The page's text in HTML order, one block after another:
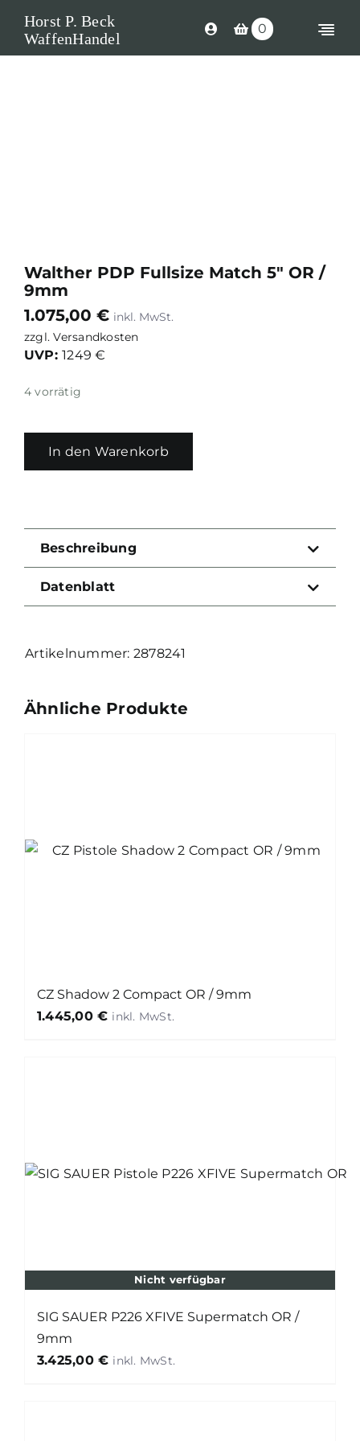
content
Horst P. Beck
WaffenHandel
Zubehör
Search
for:
0
Walther PDP Fullsize Match 5″ OR /
9mm
1.075,00 €
zzgl.Versandkosten
UVP:1249 €
4 vorrätig
In den Warenkorb
Beschreibung
Datenblatt
2878241
Ähnliche Produkte
CZ Shadow 2 Compact OR / 9mm
1.445,00€
Nicht verfügbar
SIG SAUER P226 XFIVE Supermatch OR /
9mm
3.425,00€